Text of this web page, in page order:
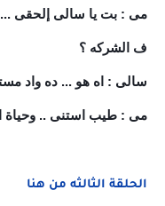
مى : بت يا سالى إلحقى ....
ف الشركه ؟
سالى : اه هو ... ده واد
مى : طيب استنى .. وحياة
الحلقة الثالثه من هنا